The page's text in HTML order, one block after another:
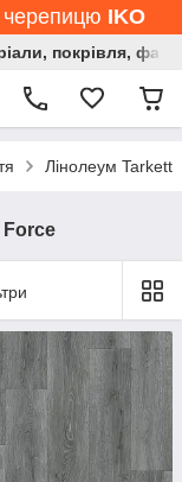
черепицю IKO
покрівля,
Лінолеум Tarkett
Force